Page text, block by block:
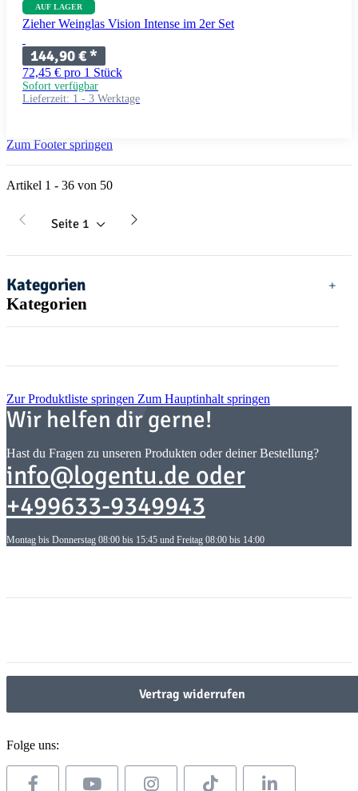
AUF LAGER
Zieher Weinglas Vision Intense im 2er Set
144,90 €*
72,45 € pro 1 Stück
Sofort verfügbar
Lieferzeit: 1 - 3 Werktage
Zum Footer springen
Artikel 1 - 36 von 50
Seite 1
Kategorien
Kategorien
Zur Produktliste springen Zum Hauptinhalt springen
Wir helfen dir gerne!
Hast du Fragen zu unseren Produkten oder deiner Bestellung?
info@logentu.de oder
+499633-9349943
Montag bis Donnerstag 08:00 bis 15:45 und Freitag 08:00 bis 14:00
Vertrag widerrufen
Folge uns: